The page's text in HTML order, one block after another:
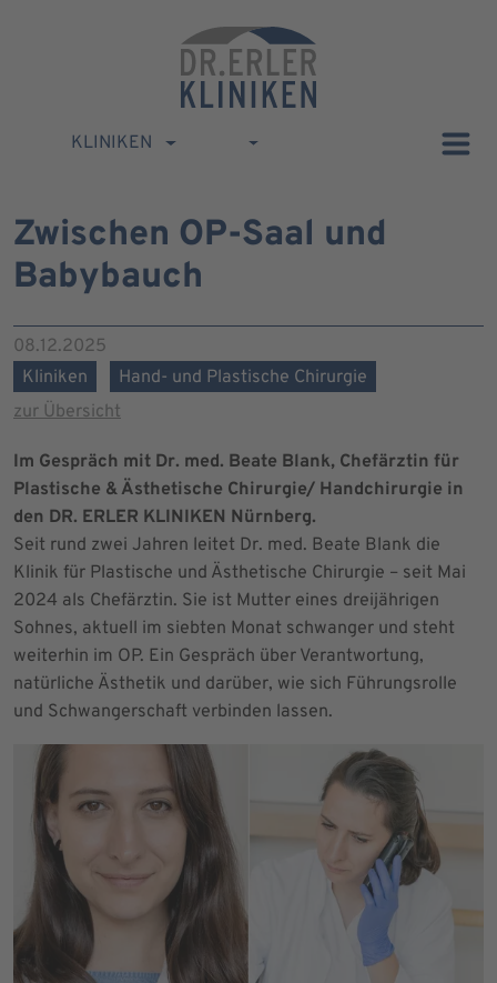
KLINIKEN
Zwischen OP-Saal und
Babybauch
08.12.2025
Kliniken
Hand- und Plastische Chirurgie
zur Übersicht
Im Gespräch mit Dr. med. Beate Blank, Chefärztin für
Plastische & Ästhetische Chirurgie/ Handchirurgie in
den DR. ERLER KLINIKEN Nürnberg.
Seit rund zwei Jahren leitet Dr. med. Beate Blank die
Klinik für Plastische und Ästhetische Chirurgie – seit Mai
2024 als Chefärztin. Sie ist Mutter eines dreijährigen
Sohnes, aktuell im siebten Monat schwanger und steht
weiterhin im OP. Ein Gespräch über Verantwortung,
natürliche Ästhetik und darüber, wie sich Führungsrolle
und Schwangerschaft verbinden lassen.